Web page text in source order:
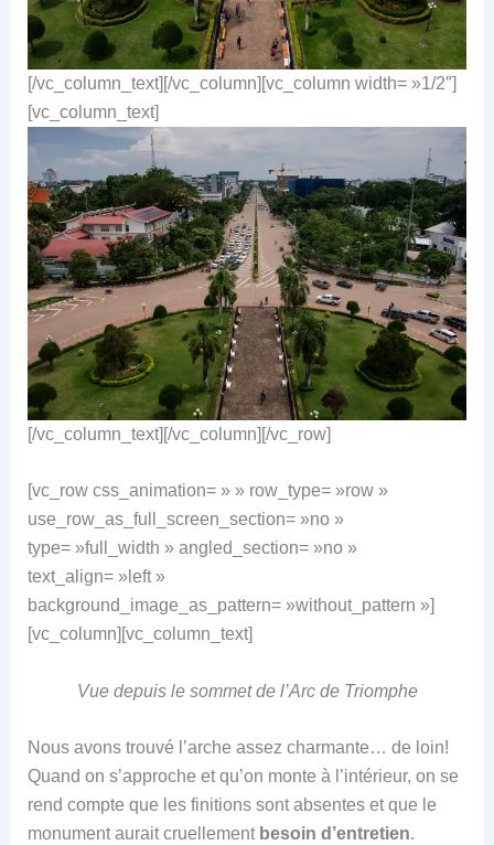
[/vc_column_text][/vc_column][vc_column width= »1/2″]
[vc_column_text]
[/vc_column_text][/vc_column][/vc_row]
[vc_row css_animation= » » row_type= »row »
use_row_as_full_screen_section= »no »
type= »full_width » angled_section= »no »
text_align= »left »
background_image_as_pattern= »without_pattern »]
[vc_column][vc_column_text]
Vue depuis le sommet de l’Arc de Triomphe
Nous avons trouvé l’arche assez charmante… de loin!
Quand on s’approche et qu’on monte à l’intérieur, on se
rend compte que les finitions sont absentes et que le
monument aurait cruellement besoin d’entretien.